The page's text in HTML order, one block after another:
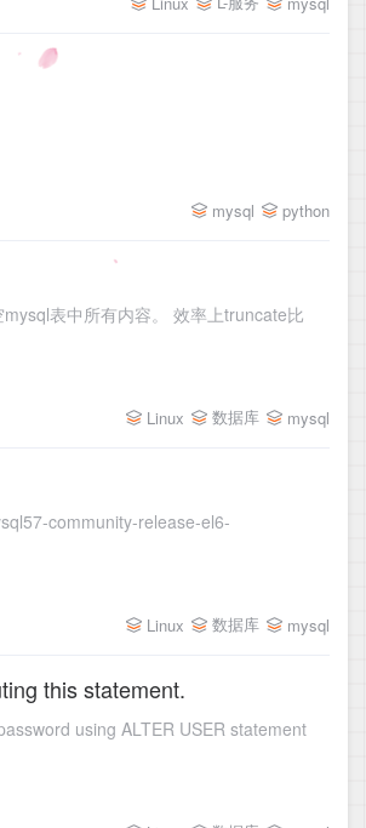
mysql python
表中所有内容。 效率上truncate比
Linux 数据库 mysql
community-release-el6-
Linux 数据库 mysql
this statement.
using ALTER USER statement